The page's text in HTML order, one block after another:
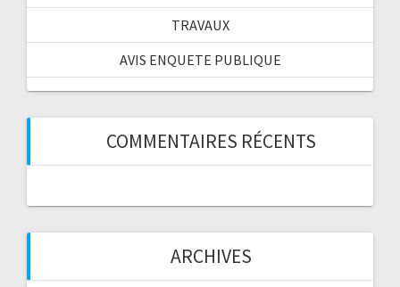
TRAVAUX
AVIS ENQUETE PUBLIQUE
COMMENTAIRES RÉCENTS
ARCHIVES